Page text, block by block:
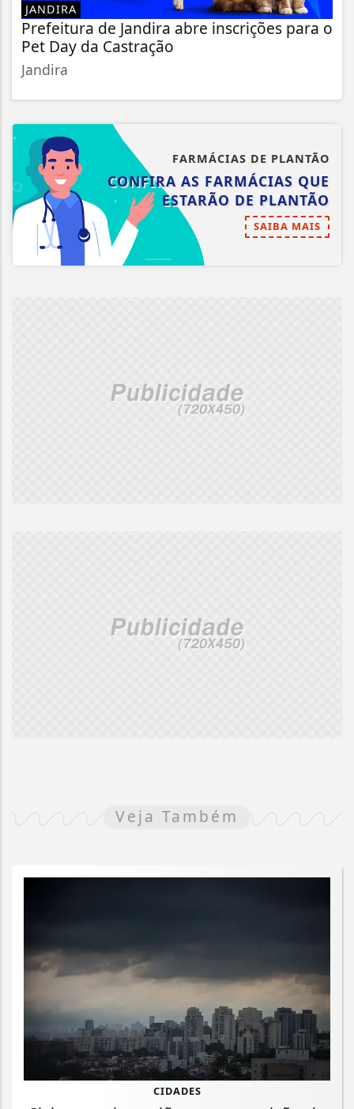
JANDIRA
Prefeitura de Jandira abre inscrições para o
Pet Day da Castração
Jandira
FARMÁCIAS DE PLANTÃO
CONFIRA AS FARMÁCIAS QUE
ESTARÃO DE PLANTÃO
SAIBA MAIS
Veja Também
CIDADES